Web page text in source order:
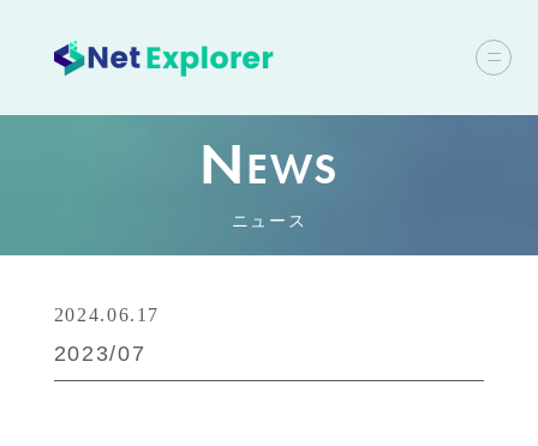
NEWS
ニュース
2024.06.17
2023/07